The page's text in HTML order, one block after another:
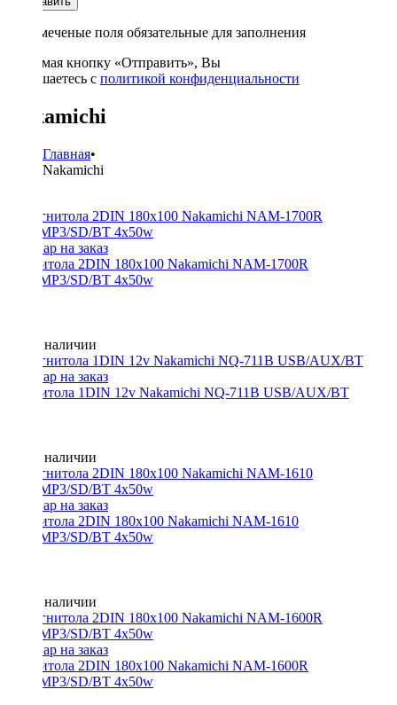
* - отмеченые поля обязательные для заполнения
Нажимая кнопку «Отправить», Вы
соглашаетесь с политикой конфиденциальности
Nakamichi
Главная•
Nakamichi
Магнитола 2DIN 180x100 Nakamichi NAM-1700R
USB/MP3/SD/BT 4x50w
Нет в наличии
Магнитола 1DIN 12v Nakamichi NQ-711B USB/AUX/BT
Нет в наличии
Магнитола 2DIN 180x100 Nakamichi NAM-1610
USB/MP3/SD/BT 4x50w
Нет в наличии
Магнитола 2DIN 180x100 Nakamichi NAM-1600R
USB/MP3/SD/BT 4x50w